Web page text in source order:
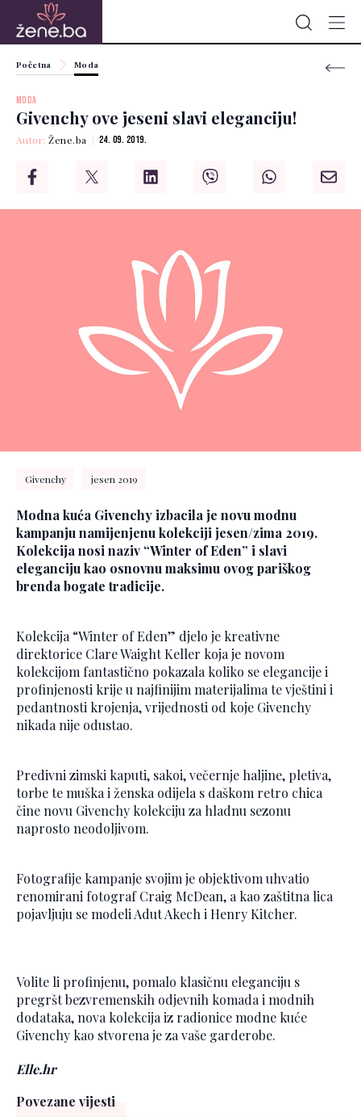
Početna Moda
MODA
Givenchy ove jeseni slavi eleganciju!
Autor:Žene.ba 24. 09. 2019.
Givenchy jesen 2019
Modna kuća Givenchy izbacila je novu modnu
kampanju namijenjenu kolekciji jesen/zima 2019.
Kolekcija nosi naziv “Winter of Eden” i slavi
eleganciju kao osnovnu maksimu ovog pariškog
brenda bogate tradicije.
Kolekcija “Winter of Eden” djelo je kreativne
direktorice Clare Waight Keller koja je novom
kolekcijom fantastično pokazala koliko se elegancije i
profinjenosti krije u najfinijim materijalima te vještini i
pedantnosti krojenja, vrijednosti od koje Givenchy
nikada nije odustao.
Predivni zimski kaputi, sakoi, večernje haljine, pletiva,
torbe te muška i ženska odijela s daškom retro chica
čine novu Givenchy kolekciju za hladnu sezonu
naprosto neodoljivom.
Fotografije kampanje svojim je objektivom uhvatio
renomirani fotograf Craig McDean, a kao zaštitna lica
pojavljuju se modeli Adut Akech i Henry Kitcher.
Volite li profinjenu, pomalo klasičnu eleganciju s
pregršt bezvremenskih odjevnih komada i modnih
dodataka, nova kolekcija iz radionice modne kuće
Givenchy kao stvorena je za vaše garderobe.
Elle.hr
Povezane vijesti